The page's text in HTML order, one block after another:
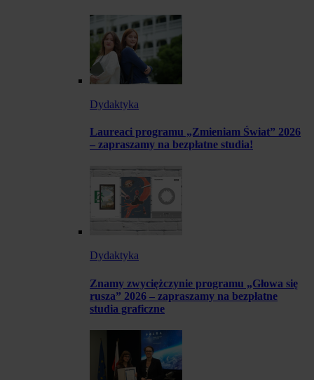
Dydaktyka
Laureaci programu „Zmieniam Świat” 2026
– zapraszamy na bezpłatne studia!
Dydaktyka
Znamy zwyciężczynie programu „Głowa się
rusza” 2026 – zapraszamy na bezpłatne
studia graficzne